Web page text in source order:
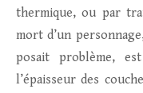
thermique, ou par
mort d’un
posait problème,
l’épaisseur des